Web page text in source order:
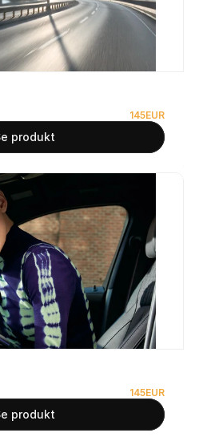
145EUR
produkt
145EUR
produkt